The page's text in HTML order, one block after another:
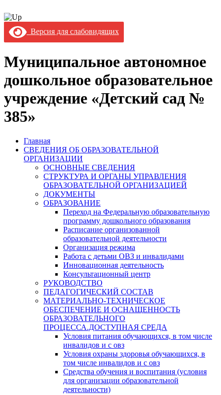
Версия для слабовидящих
Муниципальное автономное
дошкольное образовательное
учреждение «Детский сад №
385»
Главная
СВЕДЕНИЯ ОБ ОБРАЗОВАТЕЛЬНОЙ
ОРГАНИЗАЦИИ
ОСНОВНЫЕ СВЕДЕНИЯ
СТРУКТУРА И ОРГАНЫ УПРАВЛЕНИЯ
ОБРАЗОВАТЕЛЬНОЙ ОРГАНИЗАЦИЕЙ
ДОКУМЕНТЫ
ОБРАЗОВАНИЕ
Переход на Федеральную образовательную
программу дошкольного образования
Расписание организованной
образовательной деятельности
Организация режима
Работа с детьми ОВЗ и инвалидами
Инновационная деятельность
Консультационный центр
РУКОВОДСТВО
ПЕДАГОГИЧЕСКИЙ СОСТАВ
МАТЕРИАЛЬНО-ТЕХНИЧЕСКОЕ
ОБЕСПЕЧЕНИЕ И ОСНАЩЕННОСТЬ
ОБРАЗОВАТЕЛЬНОГО
ПРОЦЕССА.ДОСТУПНАЯ СРЕДА
Условия питания обучающихся, в том числе
инвалидов и с овз
Условия охраны здоровья обучающихся, в
том числе инвалидов и с овз
Средства обучения и воспитания (условия
для организации образовательной
деятельности)